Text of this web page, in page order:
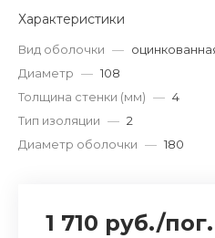
Характеристики
Вид оболочки —
Диаметр — 108
Толщина стенки (мм) — 4
Тип изоляции — 2
Диаметр оболочки — 180
1 710 руб./